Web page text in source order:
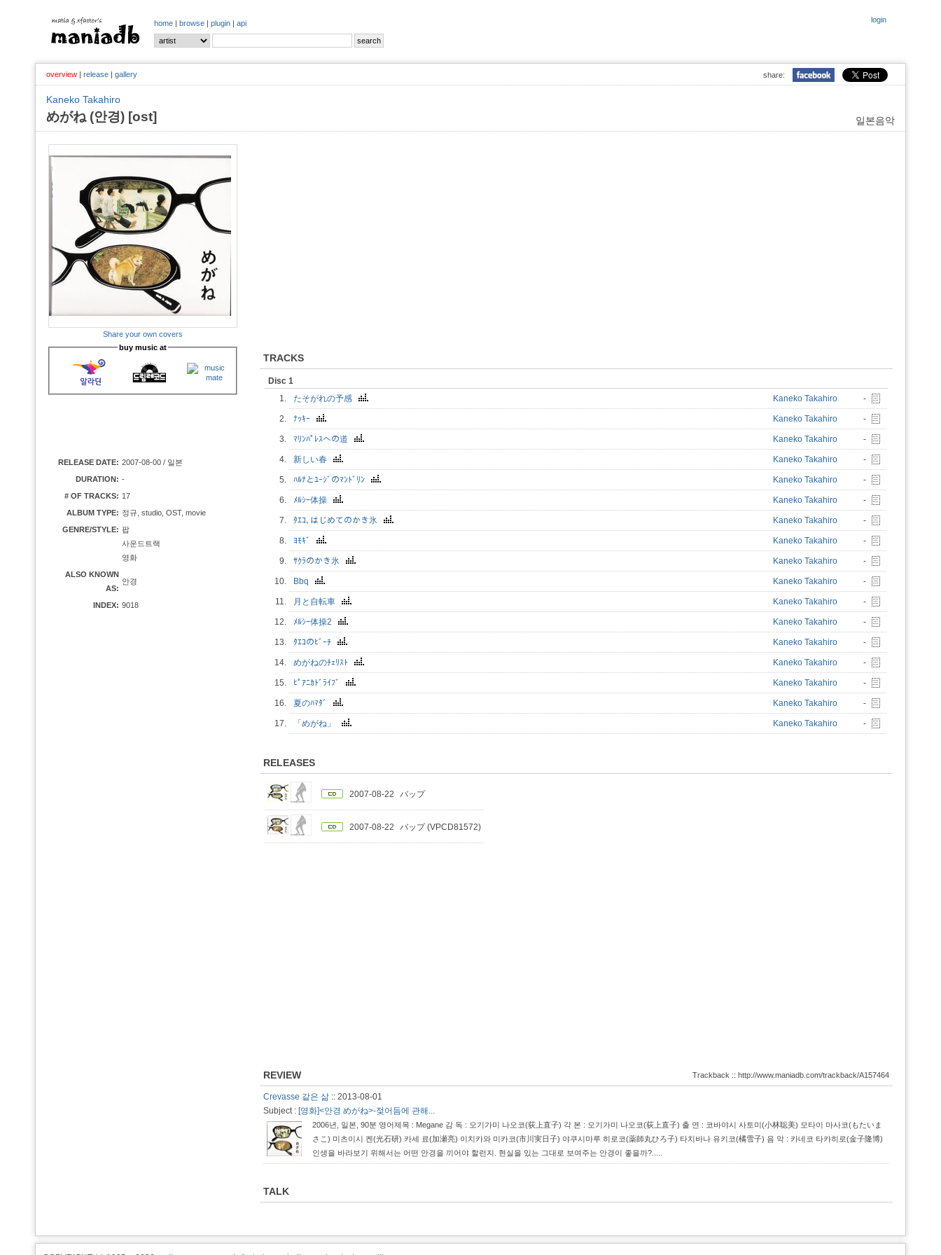
login
home | browse | plugin | api
share:
overview | release | gallery
Kaneko Takahiro
일본음악
めがね (안경) [ost]
Share your own covers
buy music at
RELEASE DATE: 2007-08-00 / 일본
DURATION: -
# OF TRACKS: 17
ALBUM TYPE: 정규, studio, OST, movie
GENRE/STYLE: 팝
사운드트랙
영화
ALSO KNOWN
AS:
안경
INDEX: 9018
TRACKS
Disc 1
1.
たそがれの予感 Kaneko Takahiro -
2. ﾅｯｷｰ Kaneko Takahiro -
3. ﾏﾘﾝﾊﾟﾚｽへの道 Kaneko Takahiro -
4. 新しい春 Kaneko Takahiro -
5. ﾊﾙﾅとﾕｰｼﾞのﾏﾝﾄﾞﾘﾝ Kaneko Takahiro -
6. ﾒﾙｼｰ体操 Kaneko Takahiro -
7. ﾀｴｺ､はじめてのかき氷 Kaneko Takahiro -
8. ﾖﾓｷﾞ Kaneko Takahiro -
9. ｻｸﾗのかき氷 Kaneko Takahiro -
10. Bbq Kaneko Takahiro -
11. 月と自転車 Kaneko Takahiro -
12. ﾒﾙｼｰ体操2 Kaneko Takahiro -
13. ﾀｴｺのﾋﾞｰﾁ Kaneko Takahiro -
14. めがねのﾁｪﾘｽﾄ Kaneko Takahiro -
15. ﾋﾟｱﾆｶﾄﾞﾗｲﾌﾞ Kaneko Takahiro -
16. 夏のﾊﾏﾀﾞ Kaneko Takahiro -
17. 「めがね」 Kaneko Takahiro -
RELEASES
2007-08-22 バップ
2007-08-22 バップ (VPCD81572)
REVIEW Trackback :: http://www.maniadb.com/trackback/A157464
Crevasse 같은 삶 :: 2013-08-01
Subject : [영화]<안경 めがね>-젖어듬에 관해...
2006년, 일본, 90분 영어제목 : Megane 감 독 : 오기가미 나오코(荻上直子) 각 본 : 오기가미 나오코(荻上直子) 출 연 : 코바야시 사토미(小林聡美) 모타이 마사코(もたいま
さこ) 미츠이시 켄(光石研) 카세 료(加瀬亮) 이치카와 미카코(市川実日子) 야쿠시마루 히로코(薬師丸ひろ子) 타치바나 유키코(橘雪子) 음 악 : 카네코 타카히로(金子隆博)
인생을 바라보기 위해서는 어떤 안경을 끼어야 할런지. 현실을 있는 그대로 보여주는 안경이 좋을까?.....
TALK